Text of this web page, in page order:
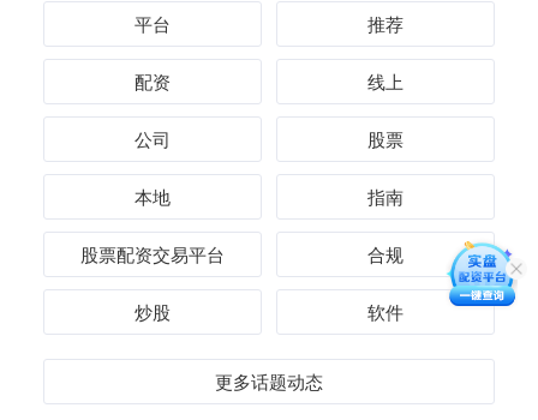
平台 推荐
配资 线上
公司 股票
本地 指南
股票配资交易平台 合规
炒股 软件
更多话题动态